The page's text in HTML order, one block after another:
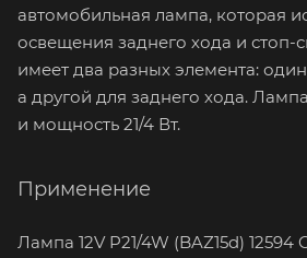
автомобильная лампа, которая
освещения заднего хода и стоп-
имеет два разных элемента:
а другой для заднего хода.
и мощность 21/4 Вт.
Применение
Лампа 12V P21/4W (BAZ15d) 12594